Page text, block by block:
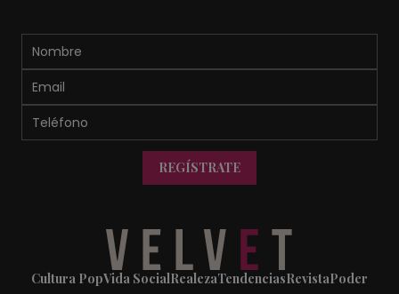
REGÍSTRATE
Cultura PopVida SocialRealezaTendenciasRevistaPoder